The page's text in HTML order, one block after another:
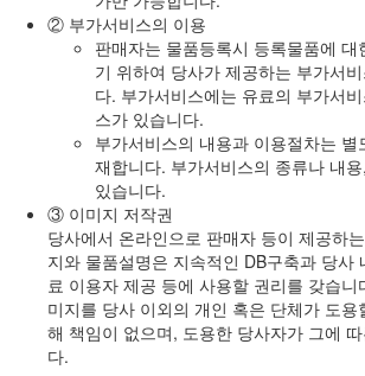
② 부가서비스의 이용
판매자는 물품등록시 등록물품에 대
기 위하여 당사가 제공하는 부가서
다. 부가서비스에는 유료의 부가서
스가 있습니다.
부가서비스의 내용과 이용절차는 별
재합니다. 부가서비스의 종류나 내
있습니다.
③ 이미지 저작권
당사에서 온라인으로 판매자 등이 제공하
지와 물품설명은 지속적인 DB구축과 당사
료 이용자 제공 등에 사용할 권리를 갖습니
미지를 당사 이외의 개인 혹은 단체가 도용
해 책임이 없으며, 도용한 당사자가 그에
다.